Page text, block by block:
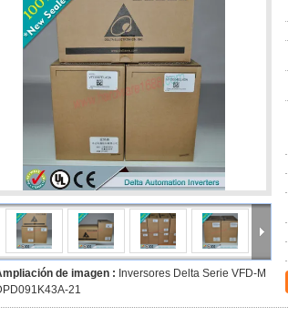
de imagen : Inversores Delta Serie VFD-M
21